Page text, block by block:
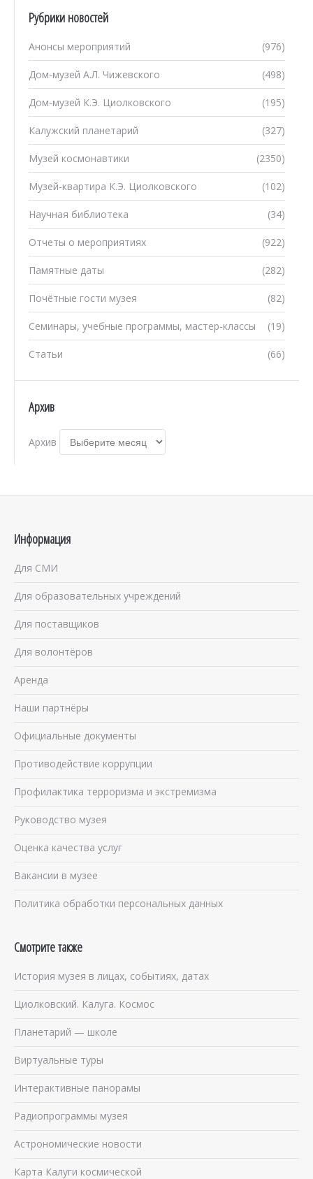
Рубрики новостей
(976)
Анонсы мероприятий
(498)
Дом-музей А.Л. Чижевского
(195)
Дом-музей К.Э. Циолковского
(327)
Калужский планетарий
(2350)
Музей космонавтики
(102)
Музей-квартира К.Э. Циолковского
(34)
Научная библиотека
(922)
Отчеты о мероприятиях
(282)
Памятные даты
(82)
Почётные гости музея
(19)
Семинары, учебные программы, мастер-классы
(66)
Статьи
Архив
Архив
Информация
Для СМИ
Для образовательных учреждений
Для поставщиков
Для волонтёров
Аренда
Наши партнёры
Официальные документы
Противодействие коррупции
Профилактика терроризма и экстремизма
Руководство музея
Оценка качества услуг
Вакансии в музее
Политика обработки персональных данных
Смотрите также
История музея в лицах, событиях, датах
Циолковский. Калуга. Космос
Планетарий — школе
Виртуальные туры
Интерактивные панорамы
Радиопрограммы музея
Астрономические новости
Карта Калуги космической